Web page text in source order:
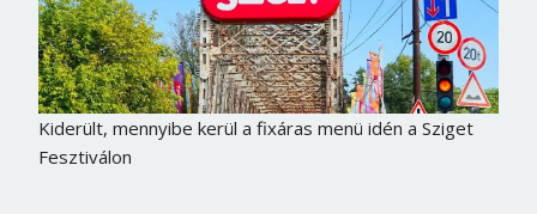
Kiderült, mennyibe kerül a fixáras menü idén a Sziget
Fesztiválon